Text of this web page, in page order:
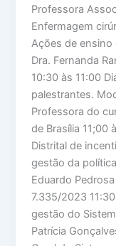
Professora
Enfermagem
Ações de ensino
Dra. Fernanda
10:30 às 11:00
palestrantes.
Professora do
de Brasília 11;00
Distrital de
gestão da
Eduardo
7.335/2023
gestão do
Patrícia